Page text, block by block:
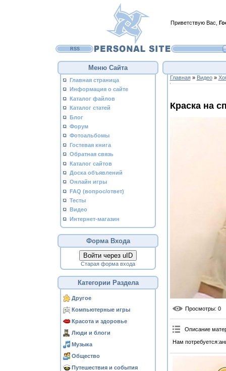
Приветствую Вас
RSS
Меню Сайта
Главная страница
Информация о сайте
Каталог файлов
Каталог статей
Блог
Форум
Фотоальбомы
Гостевая книга
Обратная связь
Каталог сайтов
Доска объявлений
Онлайн игры
FAQ (вопрос/ответ)
Тесты
Видео
Интернет-магазин
Форма Входа
Войти через uID
Старая форма входа
Категории Раздела
Другое
Компьютерные игры
Красота и здоровье
Люди и блоги
Музыка
Общество
Путешествия и события
Главная» Видео»
Краска на
Просмотры: 0
Описание
Нам